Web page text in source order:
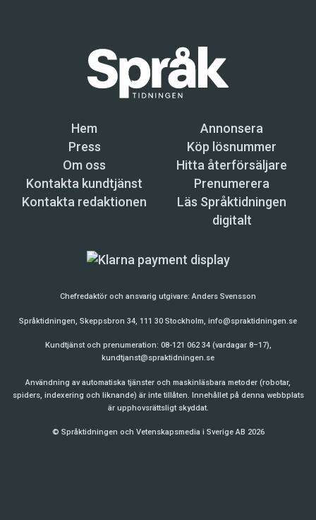
Hem
Annonsera
Press
Köp lösnummer
Om oss
Hitta återförsäljare
Kontakta kundtjänst
Prenumerera
Kontakta redaktionen
Läs Språktidningen
digitalt
Chefredaktör och ansvarig utgivare:Anders Svensson
Språktidningen, Skeppsbron 34, 111 30 Stockholm, info@spraktidningen.se
Kundtjänst och prenumeration: 08-121 062 34 (vardagar 8–17),
kundtjanst@spraktidningen.se
Användning av automatiska tjänster och maskinläsbara metoder (robotar,
spiders, indexering och liknande) är inte tillåten. Innehållet på denna webbplats
är upphovsrättsligt skyddat.
© Språktidningen och Vetenskapsmedia i Sverige AB 2026